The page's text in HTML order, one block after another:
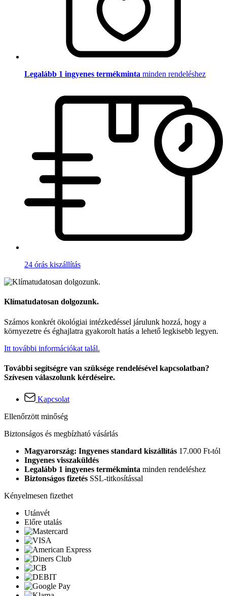
Legalább 1 ingyenes termékminta minden rendeléshez
24 órás kiszállítás
Klímatudatosan dolgozunk.
Számos konkrét ökológiai intézkedéssel járulunk hozzá, hogy a
környezetre és éghajlatra gyakorolt hatás a lehető legkisebb legyen.
Itt további információkat talál.
További segítségre van szüksége rendelésével kapcsolatban?
Szívesen válaszolunk kérdéseire.
Kapcsolat
Ellenőrzött minőség
Biztonságos és megbízható vásárlás
Magyarország: Ingyenes standard kiszállítás 17.000 Ft-tól
Ingyenes visszaküldés
Legalább 1 ingyenes termékminta minden rendeléshez
Biztonságos fizetés SSL-titkosítással
Kényelmesen fizethet
Utánvét
Előre utalás